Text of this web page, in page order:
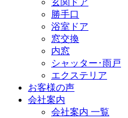
勝手口
浴室ドア
窓交換
内窓
シャッター･雨戸
エクステリア
お客様の声
会社案内
会社案内 一覧